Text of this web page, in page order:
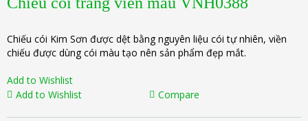
Chiếu cói Kim Sơn được dệt bằng nguyên liệu cói tự nhiên, viền
chiếu được dùng cói màu tạo nên sản phẩm đẹp mắt.
Add to Wishlist
Add to Wishlist
Compare